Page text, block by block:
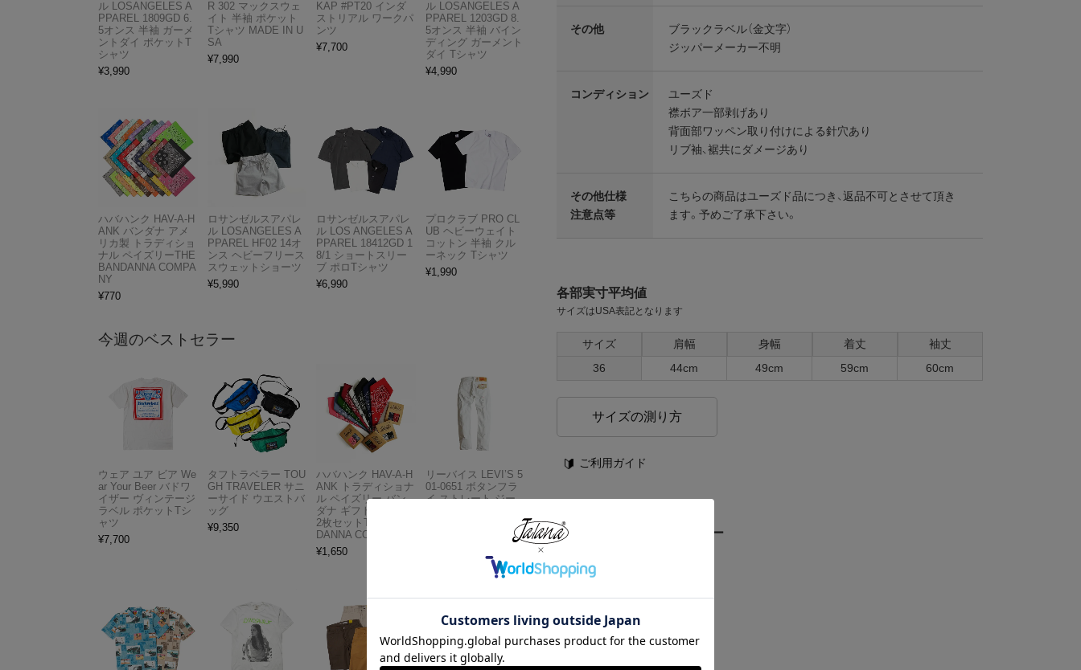
その他
ブラックラベル（金文字）
ジッパーメーカー不明
コンディション
ユーズド
襟ボア一部剥げあり
背面部ワッペン取り付けによる針穴あり
リブ袖、裾共にダメージあり
その他仕様
注意点等
こちらの商品はユーズド品につき、返品不可とさせて頂き
ます。予めご了承下さい。
各部実寸平均値
サイズはUSA表記となります
サイズ 肩幅 身幅 着丈
袖丈
36
44cm 49cm 59cm 60cm
サイズの測り方
ご利用ガイド
ご購入者さまからのレビュー
レビューを書く
ル LOSANGELES A
PPAREL 1809GD 6.
5オンス 半袖 ガーメ
ントダイ ポケットT
シャツ
¥3,990
R 302 マックスウェ
イト 半袖 ポケット
Tシャツ MADE IN U
SA
¥7,990
KAP #PT20 インダ
ストリアル ワークパ
ンツ
¥7,700
ル LOSANGELES A
PPAREL 1203GD 8.
5オンス 半袖 バイン
ディング ガーメント
ダイ Tシャツ
¥4,990
ハバハンク HAV-A-H
ANK バンダナ アメ
リカ製 トラディショ
ナル ペイズリーTHE
BANDANNA COMPA
NY
¥770
ロサンゼルスアパレ
ル LOSANGELES A
PPAREL HF02 14オ
ンス ヘビーフリース
スウェットショーツ
¥5,990
ロサンゼルスアパレ
ル LOS ANGELES A
PPAREL 18412GD 1
8/1 ショートスリー
ブ ポロTシャツ
¥6,990
プロクラブ PRO CL
UB ヘビーウェイト
コットン 半袖 クル
ーネック Tシャツ
¥1,990
今週のベストセラー
ウェア ユア ビア We
ar Your Beer バドワ
イザー ヴィンテージ
ラベル ポケットTシ
ャツ
¥7,700
タフトラベラー TOU
GH TRAVELER サニ
ーサイド ウエストバ
ッグ
¥9,350
ハバハンク HAV-A-H
ANK トラディショナ
ル ペイズリー バン
ダナ ギフトボックス
2枚セットTHE BAN
DANNA COMPANY
¥1,650
リーバイス LEVI’S 5
01-0651 ボタンフラ
イ ストレート ジー